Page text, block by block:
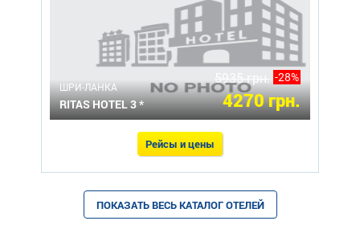
ШРИ-ЛАНКА
RITAS HOTEL 3 *
5935 грн. -28%
4270 грн.
Рейсы и цены
ПОКАЗАТЬ ВЕСЬ КАТАЛОГ ОТЕЛЕЙ